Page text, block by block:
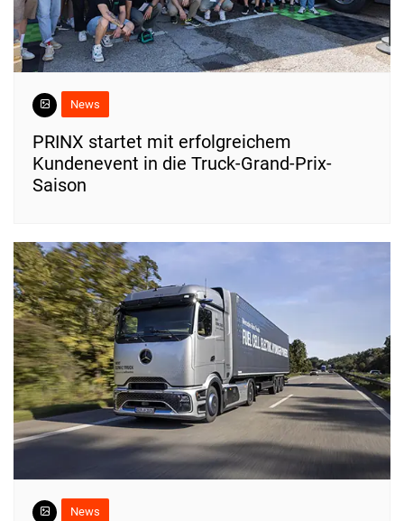
News
PRINX startet mit erfolgreichem
Kundenevent in die Truck-Grand-Prix-
Saison
News